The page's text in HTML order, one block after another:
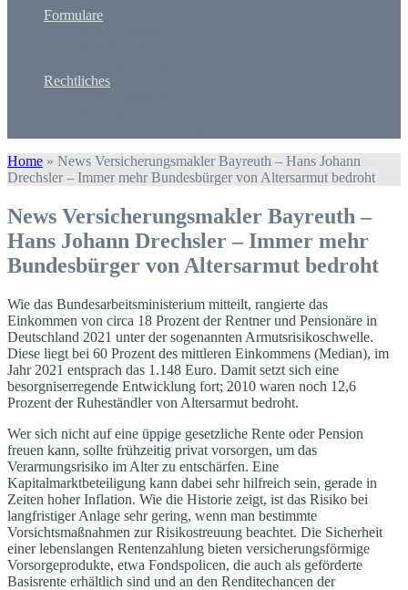
Formulare
Rechtliches
Home » News Versicherungsmakler Bayreuth – Hans Johann
Drechsler – Immer mehr Bundesbürger von Altersarmut bedroht
News Versicherungsmakler Bayreuth –
Hans Johann Drechsler – Immer mehr
Bundesbürger von Altersarmut bedroht
Wie das Bundesarbeitsministerium mitteilt, rangierte das
Einkommen von circa 18 Prozent der Rentner und Pensionäre in
Deutschland 2021 unter der sogenannten Armutsrisikoschwelle.
Diese liegt bei 60 Prozent des mittleren Einkommens (Median), im
Jahr 2021 entsprach das 1.148 Euro. Damit setzt sich eine
besorgniserregende Entwicklung fort; 2010 waren noch 12,6
Prozent der Ruheständler von Altersarmut bedroht.
Wer sich nicht auf eine üppige gesetzliche Rente oder Pension
freuen kann, sollte frühzeitig privat vorsorgen, um das
Verarmungsrisiko im Alter zu entschärfen. Eine
Kapitalmarktbeteiligung kann dabei sehr hilfreich sein, gerade in
Zeiten hoher Inflation. Wie die Historie zeigt, ist das Risiko bei
langfristiger Anlage sehr gering, wenn man bestimmte
Vorsichtsmaßnahmen zur Risikostreuung beachtet. Die Sicherheit
einer lebenslangen Rentenzahlung bieten versicherungsförmige
Vorsorgeprodukte, etwa Fondspolicen, die auch als geförderte
Basisrente erhältlich sind und an den Renditechancen der